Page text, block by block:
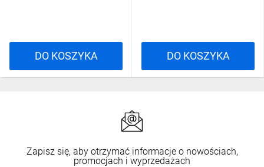
DO KOSZYKA DO KOSZYKA
Zapisz się, aby otrzymać informacje o nowościach,
promocjach i wyprzedażach